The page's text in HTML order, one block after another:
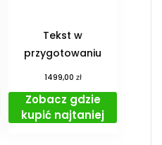
Tekst w
przygotowaniu
1499,00 zł
Zobacz gdzie
kupić najtaniej